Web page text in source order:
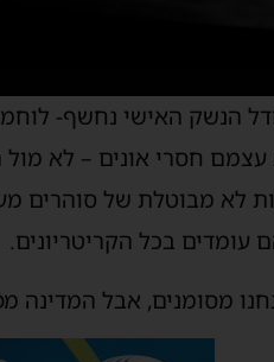
הנשק האישי נחשף-
חסרי אונים – לא
לא מבוטלת של סוהרים
עומדים בכל הקריטריונים.
מסומנים, אבל המדינה